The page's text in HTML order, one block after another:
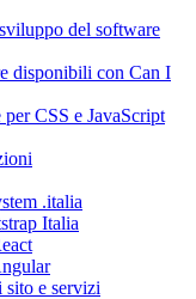
del software
disponibili con Can I
CSS e JavaScript
.italia
Italia
e servizi